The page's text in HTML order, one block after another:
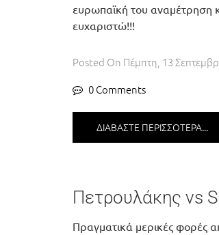
ευρωπαϊκή του αναμέτρηση
ευχαριστώ!!!
Posted On Πέμπτη, 13
0 Comments
ΔΙΑΒΆΣΤΕ ΠΕΡΙΣΣΌΤΕΡΑ...
Πετρουλάκης vs
Πραγματικά μερικές φορές